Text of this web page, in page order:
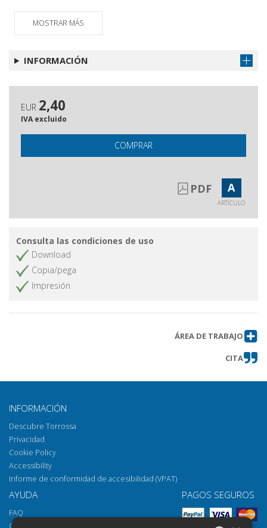
L'Irlanda tra due fuochi
Un'isola senza frontiere
MOSTRAR MÁS
INFORMACIÓN
EUR 2,40
IVA excluido
COMPRAR
PDF A
ARTÍCULO
Consulta las condiciones de uso
Download
Copia/pega
Impresión
ÁREA DE TRABAJO
CITA
INFORMACIÓN
Descubre Torrossa
Privacidad
Cookie Policy
Accessibility
Informe de conformidad de accesibilidad (VPAT)
AYUDA
FAQ
PAGOS SEGUROS